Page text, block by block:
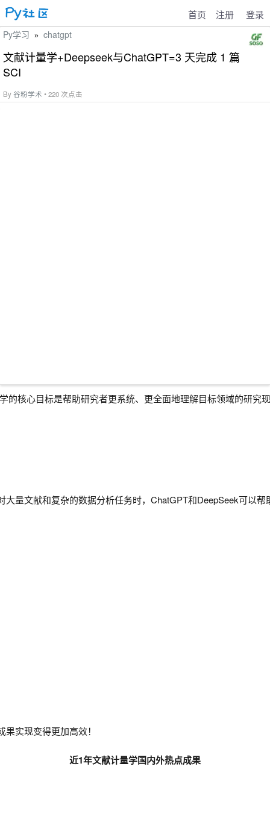
首页 注册 登录
Py学习 » chatgpt
文献计量学+Deepseek与ChatGPT=3 天完成 1 篇
SCI
By谷粉学术 • 220 次点击
核心目标是帮助研究者更系统、更全面地理解目标领域的研究
文献和复杂的数据分析任务时，ChatGPT和DeepSeek可
实现变得更加高效！
近1年文献计量学国内外热点成果